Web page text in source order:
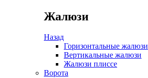
Жалюзи
Назад
Горизонтальные жалюзи
Вертикальные жалюзи
Жалюзи плиссе
Ворота